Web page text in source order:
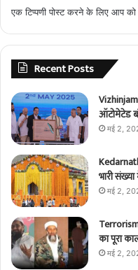
एक टिप्पणी पोस्ट करने के लिए आप को
Recent Posts
ऑटोमेटेड
मई 2,
भारी
मई 2,
का पूरा
मई 2,